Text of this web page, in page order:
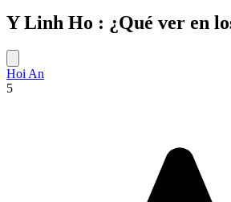
Y Linh Ho : ¿Qué ver en
Hoi An
5